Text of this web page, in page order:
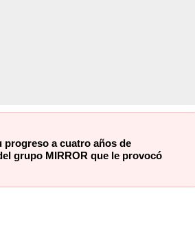
a cuatro años de
grupo MIRROR que le provocó